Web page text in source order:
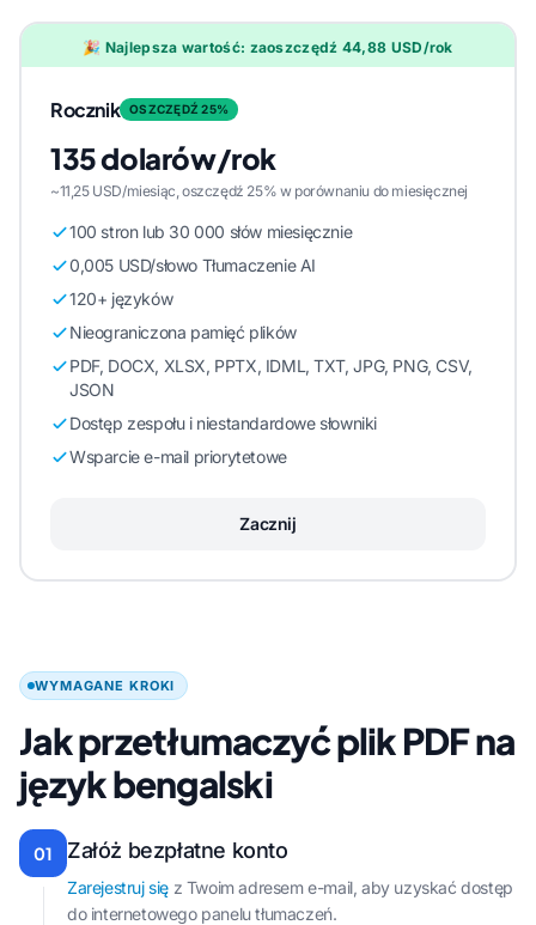
🎉 Najlepsza wartość: zaoszczędź 44,88 USD/rok
Rocznik OSZCZĘDŹ 25%
135 dolarów/rok
~11,25 USD/miesiąc, oszczędź 25% w porównaniu do miesięcznej
100 stron lub 30 000 słów miesięcznie
0,005 USD/słowo Tłumaczenie AI
120+ języków
Nieograniczona pamięć plików
PDF, DOCX, XLSX, PPTX, IDML, TXT, JPG, PNG, CSV,
JSON
Dostęp zespołu i niestandardowe słowniki
Wsparcie e-mail priorytetowe
Zacznij
WYMAGANE KROKI
Jak przetłumaczyć plik PDF na
język bengalski
01 Załóż bezpłatne konto
Zarejestruj się z Twoim adresem e-mail, aby uzyskać dostęp
do internetowego panelu tłumaczeń.